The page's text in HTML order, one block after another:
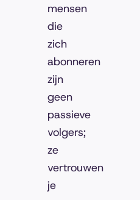
mensen
die
zich
abonneren
zijn
geen
passieve
volgers;
ze
vertrouwen
je